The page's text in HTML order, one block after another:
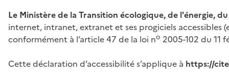
Le Ministère de la Transition écologique, de l'énergie,
internet, intranet, extranet et ses progiciels
conformément à l’article 47 de la loi no 2005-102 du 11
Cette déclaration d’accessibilité s’applique à https://